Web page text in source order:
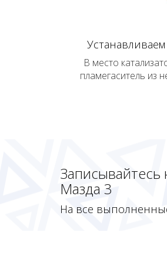
В место
пламегаситель из
Записывайтесь
Мазда 3
На все